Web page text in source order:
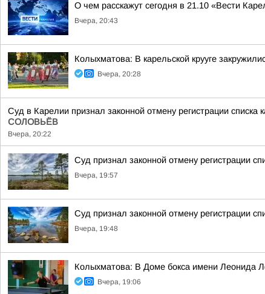
О чем расскажут сегодня в 21.10 «Вести
Вчера, 20:43
Колыхматова: В карельской крууге
Вчера, 20:28
Суд в Карелии признал законной отмену регистрации
СОЛОВЬЁВ
Вчера, 20:22
Суд признал законной отмену регистрации
Вчера, 19:57
Суд признал законной отмену регистрации
Вчера, 19:48
Колыхматова: В Доме бокса имени Леонида
Вчера, 19:06